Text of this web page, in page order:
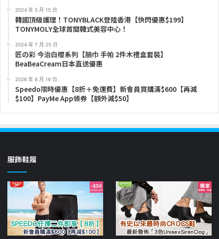
2024 年 5 月 15 日
韓國頂級護理！TONYBLACK登陸香港【快閃優惠$199】
TONYMOLY全球首間韓式美容中心！
2024 年 7 月 25 日
匠の彩 今治白櫻系列【臉巾 手帕 2件木禮盒套裝】
BeaBeaCream日本直送優惠
2026 年 6 月 16 日
Speedo限時優惠【8折＋免運費】新會員買購滿$600【再減
$100】PayMe App領券【額外減$50】
服飾鞋履